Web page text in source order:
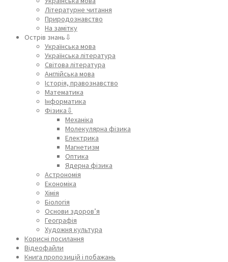
Літературне читання
Природознавство
На замітку
Острів знань⇩
Українська мова
Українська література
Світова література
Англійська мова
Історія, правознавство
Математика
Інформатика
Фізика⇩
Механіка
Молекулярна фізика
Електрика
Магнетизм
Оптика
Ядерна фізика
Астрономія
Економіка
Хімія
Біологія
Основи здоров’я
Географія
Художня культура
Корисні посилання
Відеофайли
Книга пропозицій і побажань